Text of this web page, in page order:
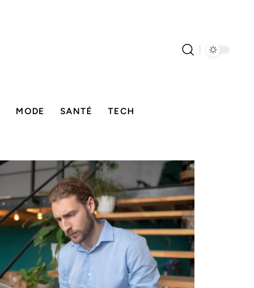
MODE SANTÉ TECH